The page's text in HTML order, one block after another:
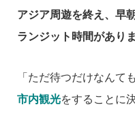
アジア周遊を終え、早
ランジット時間があり
「ただ待つだけなんて
市内観光をすることに決